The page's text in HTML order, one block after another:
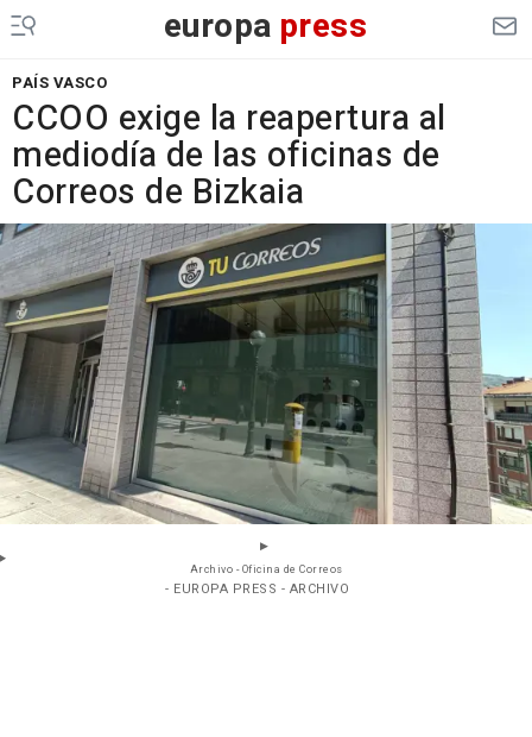
europa press
PAÍS VASCO
CCOO exige la reapertura al
mediodía de las oficinas de
Correos de Bizkaia
Archivo - Oficina de Correos
- EUROPA PRESS - ARCHIVO